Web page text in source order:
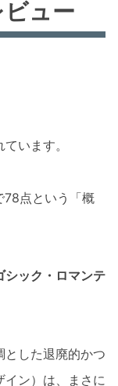
ュー
います。
点という「概
シック・ロマンテ
とした退廃的かつ
ン）は、まさに